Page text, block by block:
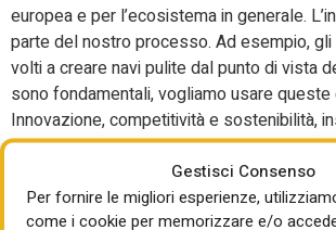
Gestisci Consenso
Per fornire le migliori esperienze,
come i cookie per memorizzare e/o
europea e per l’ecosistema in generale.
parte del nostro processo. Ad esempio, gli
volti a creare navi pulite dal punto di vista
sono fondamentali, vogliamo usare queste
Innovazione, competitività e sostenibilità,
Quanto all’automotive, invece,
“il piano d’azione, che è di grande
volto ad assicurare che i fornitori e i